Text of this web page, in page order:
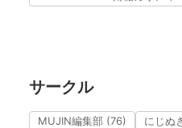
サークル
MUJIN編集部 (76)
にじぬ